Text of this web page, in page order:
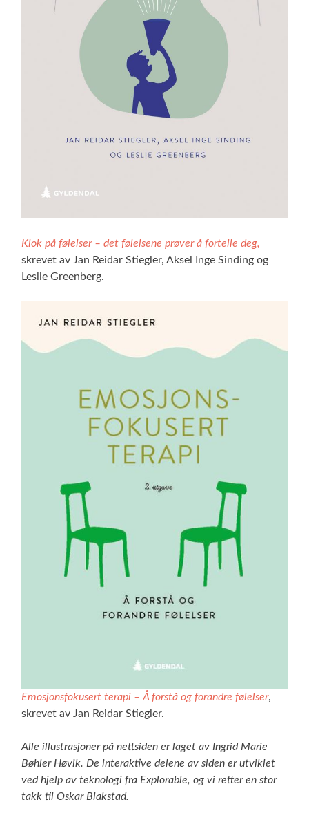
Klok på følelser – det følelsene prøver å fortelle deg,
skrevet av Jan Reidar Stiegler, Aksel Inge Sinding og
Leslie Greenberg.
Emosjonsfokusert terapi – Å forstå og forandre følelser,
skrevet av Jan Reidar Stiegler.
Alle illustrasjoner på nettsiden er laget av Ingrid Marie
Bøhler Høvik. De interaktive delene av siden er utviklet
ved hjelp av teknologi fra Explorable, og vi retter en stor
takk til Oskar Blakstad.